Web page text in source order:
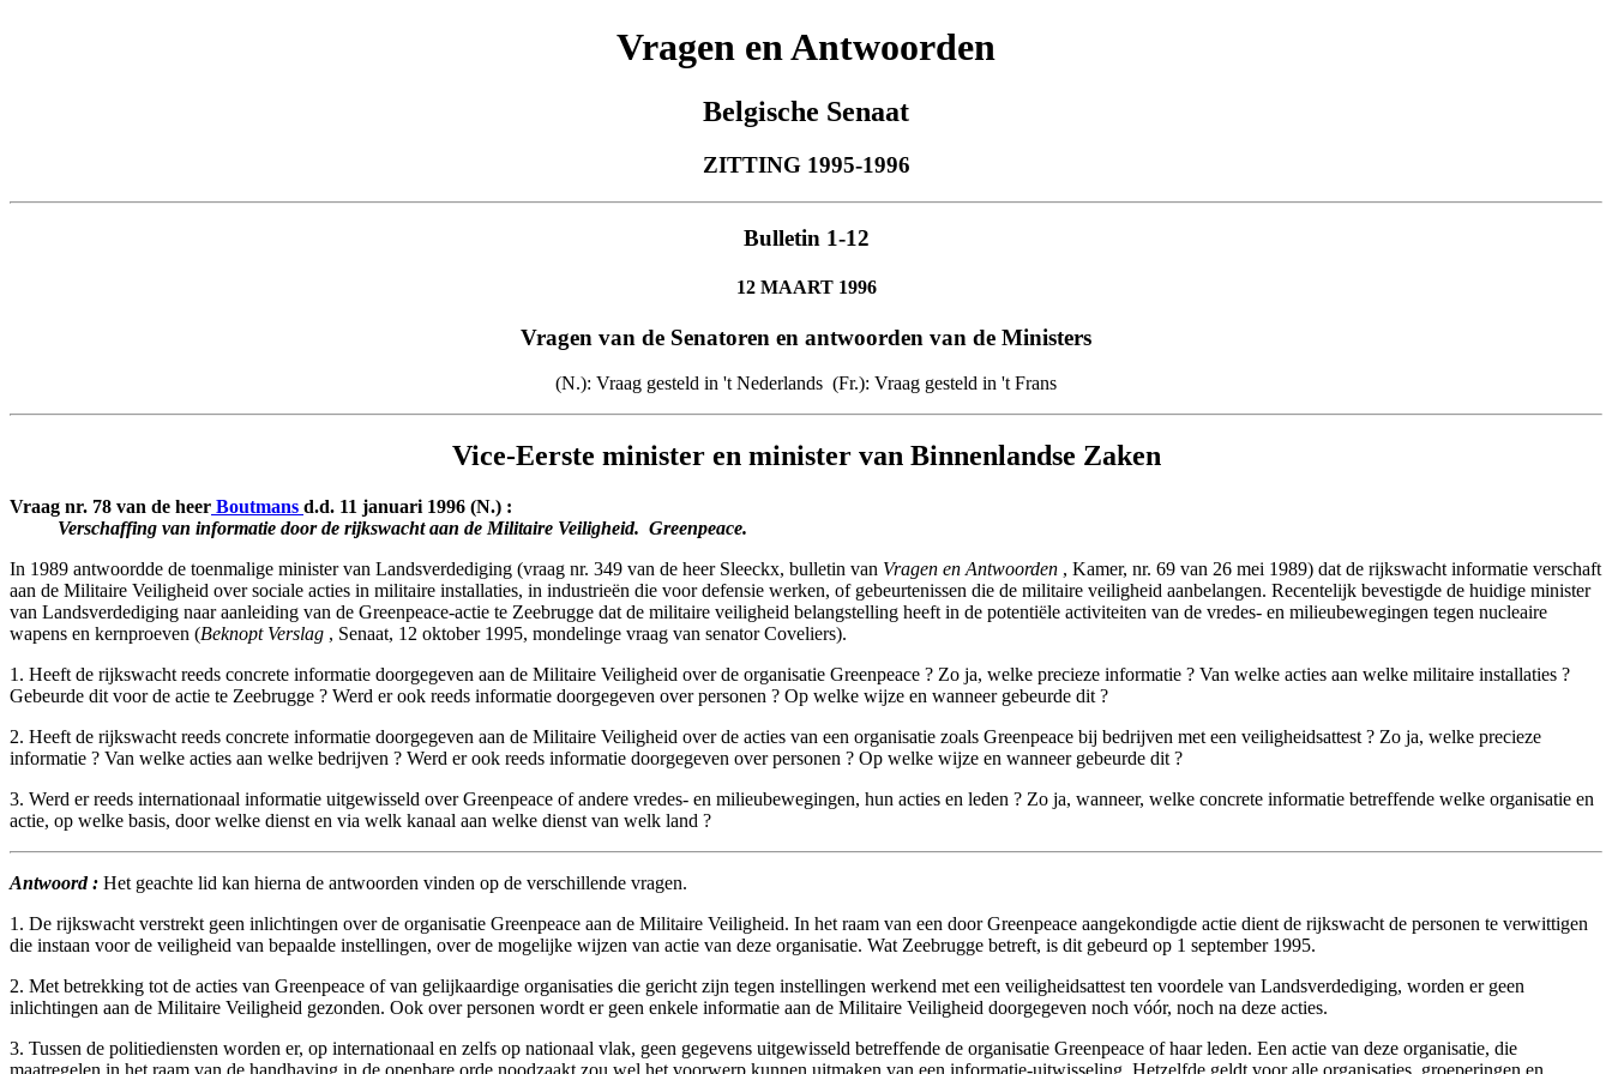
Vragen en Antwoorden
Belgische Senaat
ZITTING 1995-1996
Bulletin 1-12
12 MAART 1996
Vragen van de Senatoren en antwoorden van de Ministers
(N.): Vraag gesteld in 't Nederlands ­ (Fr.): Vraag gesteld in 't Frans
Vice-Eerste minister en minister van Binnenlandse Zaken
Vraag nr. 78 van de heer Boutmans d.d. 11 januari 1996 (N.) :
Verschaffing van informatie door de rijkswacht aan de Militaire Veiligheid. ­ Greenpeace.
In 1989 antwoordde de toenmalige minister van Landsverdediging (vraag nr. 349 van de heer Sleeckx, bulletin van Vragen en Antwoorden , Kamer, nr. 69 van 26 mei 1989) dat de rijkswacht informatie verschaft
aan de Militaire Veiligheid over sociale acties in militaire installaties, in industrieën die voor defensie werken, of gebeurtenissen die de militaire veiligheid aanbelangen. Recentelijk bevestigde de huidige minister
van Landsverdediging naar aanleiding van de Greenpeace-actie te Zeebrugge dat de militaire veiligheid belangstelling heeft in de potentiële activiteiten van de vredes- en milieubewegingen tegen nucleaire
wapens en kernproeven (Beknopt Verslag , Senaat, 12 oktober 1995, mondelinge vraag van senator Coveliers).
1. Heeft de rijkswacht reeds concrete informatie doorgegeven aan de Militaire Veiligheid over de organisatie Greenpeace ? Zo ja, welke precieze informatie ? Van welke acties aan welke militaire installaties ?
Gebeurde dit voor de actie te Zeebrugge ? Werd er ook reeds informatie doorgegeven over personen ? Op welke wijze en wanneer gebeurde dit ?
2. Heeft de rijkswacht reeds concrete informatie doorgegeven aan de Militaire Veiligheid over de acties van een organisatie zoals Greenpeace bij bedrijven met een veiligheidsattest ? Zo ja, welke precieze
informatie ? Van welke acties aan welke bedrijven ? Werd er ook reeds informatie doorgegeven over personen ? Op welke wijze en wanneer gebeurde dit ?
3. Werd er reeds internationaal informatie uitgewisseld over Greenpeace of andere vredes- en milieubewegingen, hun acties en leden ? Zo ja, wanneer, welke concrete informatie betreffende welke organisatie en
actie, op welke basis, door welke dienst en via welk kanaal aan welke dienst van welk land ?
Antwoord : Het geachte lid kan hierna de antwoorden vinden op de verschillende vragen.
1. De rijkswacht verstrekt geen inlichtingen over de organisatie Greenpeace aan de Militaire Veiligheid. In het raam van een door Greenpeace aangekondigde actie dient de rijkswacht de personen te verwittigen
die instaan voor de veiligheid van bepaalde instellingen, over de mogelijke wijzen van actie van deze organisatie. Wat Zeebrugge betreft, is dit gebeurd op 1 september 1995.
2. Met betrekking tot de acties van Greenpeace of van gelijkaardige organisaties die gericht zijn tegen instellingen werkend met een veiligheidsattest ten voordele van Landsverdediging, worden er geen
inlichtingen aan de Militaire Veiligheid gezonden. Ook over personen wordt er geen enkele informatie aan de Militaire Veiligheid doorgegeven noch vóór, noch na deze acties.
3. Tussen de politiediensten worden er, op internationaal en zelfs op nationaal vlak, geen gegevens uitgewisseld betreffende de organisatie Greenpeace of haar leden. Een actie van deze organisatie, die